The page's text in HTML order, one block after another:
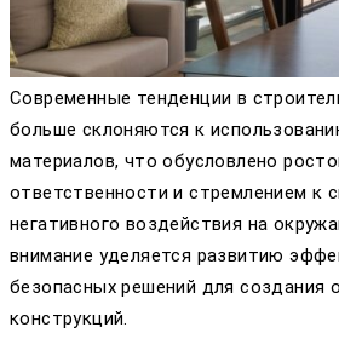
Современные тенденции в
больше склоняются к
материалов, что обусловлено
ответственности и стремлением к
негативного воздействия на
внимание уделяется развитию
безопасных решений для создания
конструкций.